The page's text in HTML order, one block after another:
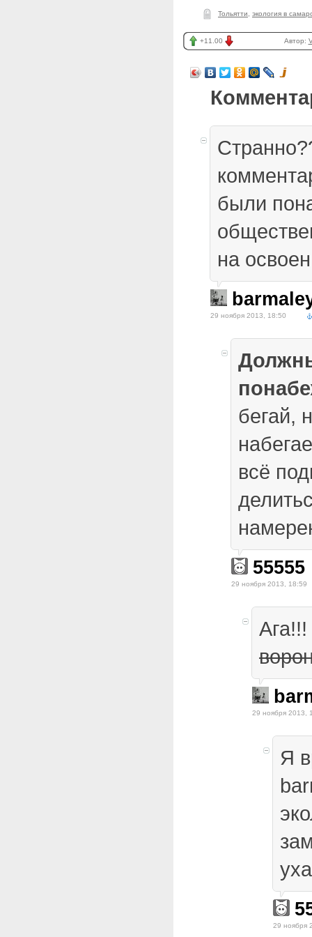
Тольятти экология в
+11.00 Автор:
были
на
29 ноября 2013, 18:50
бегай,
всё
55555
29 ноября 2013, 18:59
29 ноября 2013,
Я
29 ноября